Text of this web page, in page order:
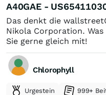
A40GAE -
Das denkt die
Nikola Corporation.
Sie gerne gleich mit!
Chlorophyll
Urgestein 999+